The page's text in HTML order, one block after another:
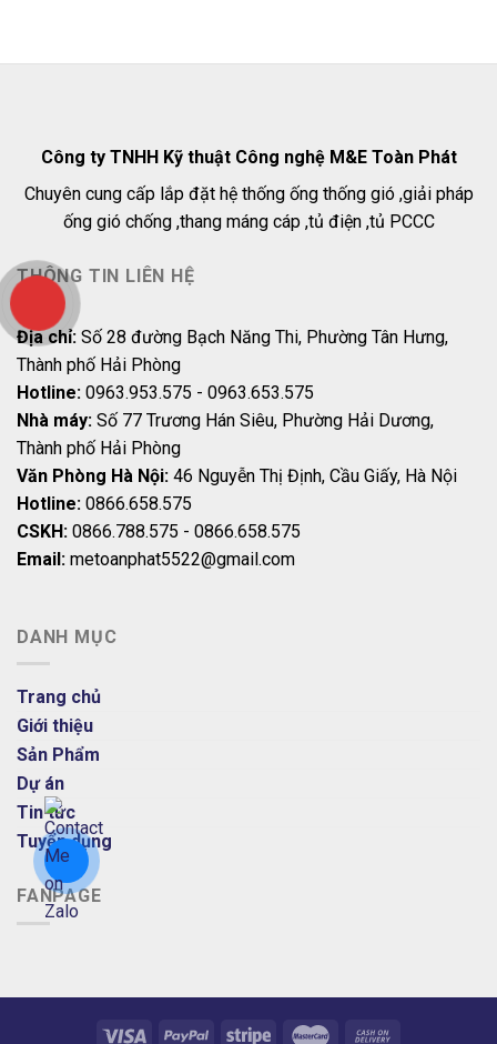
Công ty TNHH Kỹ thuật Công nghệ M&E Toàn Phát
Chuyên cung cấp lắp đặt hệ thống ống thống gió ,giải pháp
ống gió chống ,thang máng cáp ,tủ điện ,tủ PCCC
THÔNG TIN LIÊN HỆ
Địa chỉ: Số 28 đường Bạch Năng Thi, Phường Tân Hưng,
Thành phố Hải Phòng
Hotline: 0963.953.575 - 0963.653.575
Nhà máy: Số 77 Trương Hán Siêu, Phường Hải Dương,
Thành phố Hải Phòng
Văn Phòng Hà Nội: 46 Nguyễn Thị Định, Cầu Giấy, Hà Nội
Hotline: 0866.658.575
CSKH: 0866.788.575 - 0866.658.575
Email: metoanphat5522@gmail.com
DANH MỤC
Trang chủ
Giới thiệu
Sản Phẩm
Dự án
Tin tức
Tuyển dụng
FANPAGE